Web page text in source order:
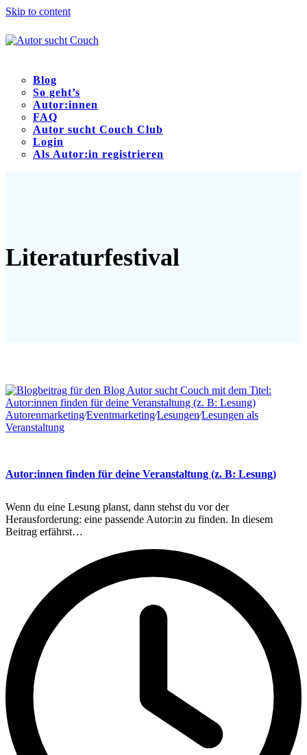
Skip to content
Blog
So geht’s
Autor:innen
FAQ
Autor sucht Couch Club
Login
Als Autor:in registrieren
Literaturfestival
Autorenmarketing∕Eventmarketing∕Lesungen∕Lesungen als
Veranstaltung
Autor:innen finden für deine Veranstaltung (z. B: Lesung)
Wenn du eine Lesung planst, dann stehst du vor der
Herausforderung: eine passende Autor:in zu finden. In diesem
Beitrag erfährst…